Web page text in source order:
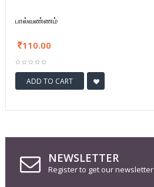
பால்வண்ணம்
110.00
ADD TO CART
NEWSLETTER
Register to get our newsletter